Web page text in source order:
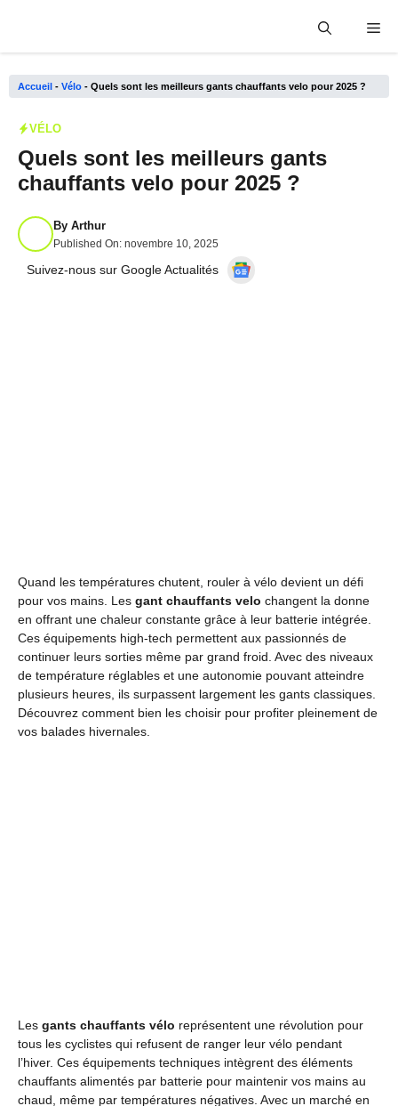
Accueil - Vélo - Quels sont les meilleurs gants chauffants velo pour 2025 ?
VÉLO
Quels sont les meilleurs gants
chauffants velo pour 2025 ?
By Arthur
Published On: novembre 10, 2025
Suivez-nous sur Google Actualités
Quand les températures chutent, rouler à vélo devient un défi
pour vos mains. Les gant chauffants velo changent la donne
en offrant une chaleur constante grâce à leur batterie intégrée.
Ces équipements high-tech permettent aux passionnés de
continuer leurs sorties même par grand froid. Avec des niveaux
de température réglables et une autonomie pouvant atteindre
plusieurs heures, ils surpassent largement les gants classiques.
Découvrez comment bien les choisir pour profiter pleinement de
vos balades hivernales.
Les gants chauffants vélo représentent une révolution pour
tous les cyclistes qui refusent de ranger leur vélo pendant
l’hiver. Ces équipements techniques intègrent des éléments
chauffants alimentés par batterie pour maintenir vos mains au
chaud, même par températures négatives. Avec un marché en